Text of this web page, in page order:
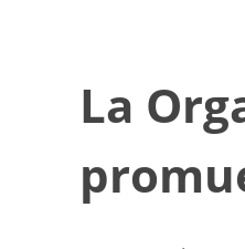
La